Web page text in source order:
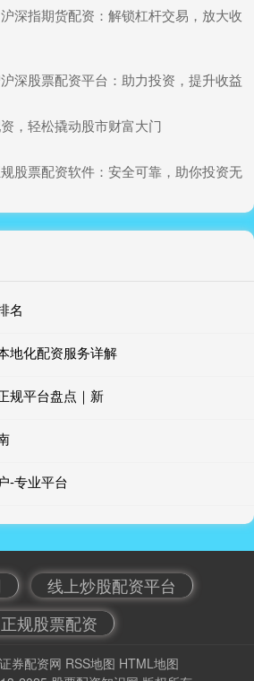
深指期货配资：解锁杠杆交易，放大收
深股票配资平台：助力投资，提升收益
，轻松撬动股市财富大门
股票配资软件：安全可靠，助你投资无
名
地化配资服务详解
规平台盘点｜新
-专业平台
线上炒股配资平台
正规股票配资
证券配资网 RSS地图 HTML地图